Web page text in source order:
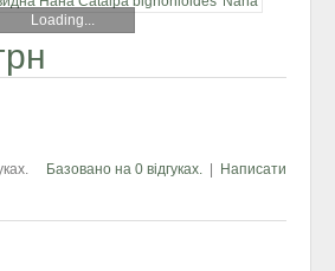
Loading...
Базовано на 0 відгуках.
Написати